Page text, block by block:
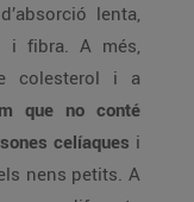
lenta,
i fibra. A més,
colesterol i a
que no conté
celíaques i
nens petits. A